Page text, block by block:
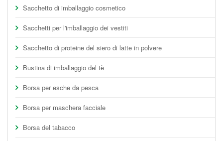
Sacchetto di imballaggio cosmetico
Sacchetti per l'imballaggio dei vestiti
Sacchetto di proteine del siero di latte in polvere
Bustina di imballaggio del tè
Borsa per esche da pesca
Borsa per maschera facciale
Borsa del tabacco